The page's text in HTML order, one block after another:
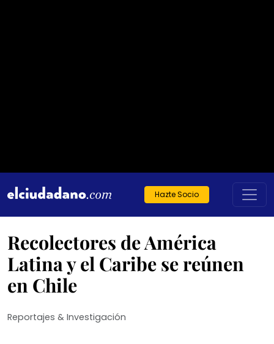
Hazte Socio
Recolectores de América
Latina y el Caribe se reúnen
en Chile
Reportajes & Investigación